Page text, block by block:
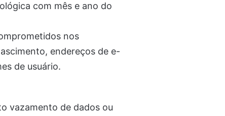
com mês e ano do
nos
endereços de e-
de usuário.
vazamento de dados ou